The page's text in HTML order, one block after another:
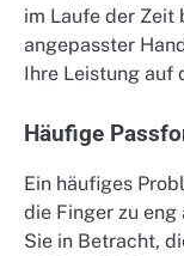
im Laufe der Zeit
angepasster
Ihre Leistung auf
Häufige
Ein häufiges
die Finger zu eng
Sie in Betracht,